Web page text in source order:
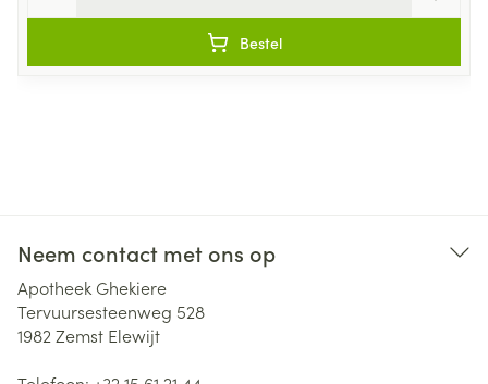
Bestel
Neem contact met ons op
Apotheek Ghekiere
Tervuursesteenweg 528
1982 Zemst Elewijt